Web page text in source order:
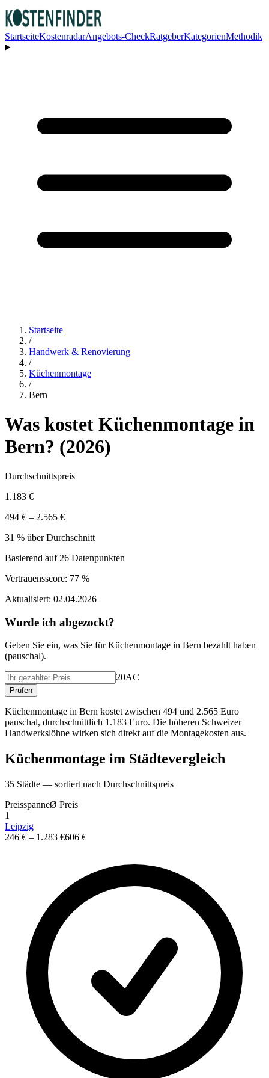
StartseiteKostenradarAngebots-CheckRatgeberKategorienMethodik
Startseite
/
Handwerk & Renovierung
/
Küchenmontage
/
Bern
Was kostet Küchenmontage in
Bern? (2026)
Durchschnittspreis
1.183 €
494 € – 2.565 €
31 % über Durchschnitt
Basierend auf 26 Datenpunkten
Vertrauensscore: 77 %
Aktualisiert: 02.04.2026
Wurde ich abgezockt?
Geben Sie ein, was Sie fürKüchenmontage in Bern bezahlt haben
(pauschal).
20AC
Prüfen
Küchenmontage in Bern kostet zwischen 494 und 2.565 Euro
pauschal, durchschnittlich 1.183 Euro. Die höheren Schweizer
Handwerkslöhne wirken sich direkt auf die Montagekosten aus.
Küchenmontage im Städtevergleich
35 Städte — sortiert nach Durchschnittspreis
PreisspanneØ Preis
1
Leipzig
246 € – 1.283 €606 €